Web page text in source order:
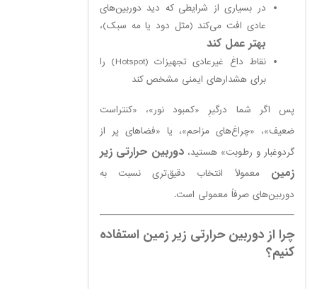
در بسیاری از شرایطی که دید دوربین‌های
عادی افت می‌کند (مثل دود یا مه سبک)،
بهتر عمل کند
نقاط داغ غیرعادی تجهیزات (Hotspot) را
برای هشدارهای ایمنی مشخص کند
پس اگر شما درگیرِ «کمبود نور»، «کنتراست
ضعیف»، «چراغ‌های مزاحم»، یا «فضاهای پر از
گردوغبار و رطوبت» هستید، دوربین حرارتی زیر
زمین معمولاً انتخاب دقیق‌تری نسبت به
دوربین‌های صرفاً معمولی است.
چرا از دوربین حرارتی زیر زمین استفاده
کنیم؟